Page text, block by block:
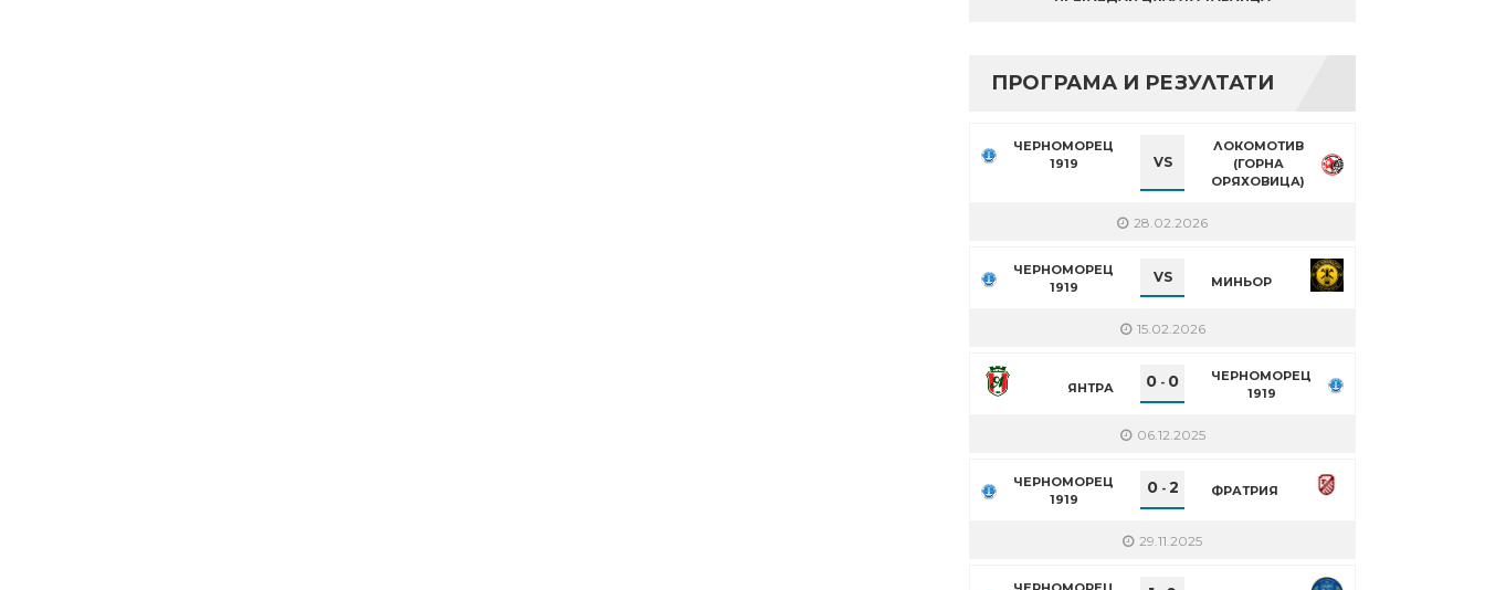
ПРОГРАМА И РЕЗУЛТАТИ
ЧЕРНОМОРЕЦ
1919
VS
ЛОКОМОТИВ
(ГОРНА
ОРЯХОВИЦА)
28.02.2026
ЧЕРНОМОРЕЦ
1919
VS МИНЬОР
15.02.2026
ЯНТРА 0 - 0
ЧЕРНОМОРЕЦ
1919
06.12.2025
ЧЕРНОМОРЕЦ
1919
0- 2 ФРАТРИЯ
29.11.2025